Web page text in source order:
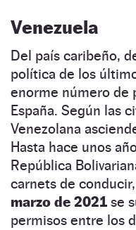
Venezuela
Del país caribeño,
política de los
enorme número de
España. Según las
Venezolana
Hasta hace unos
República
carnets de
marzo de 2021 se
permisos entre los